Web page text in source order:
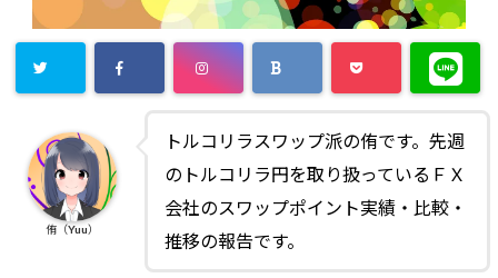
トルコリラスワップ派の侑です。先週
のトルコリラ円を取り扱っているＦＸ
会社のスワップポイント実績・比較・
推移の報告です。
侑（Yuu）